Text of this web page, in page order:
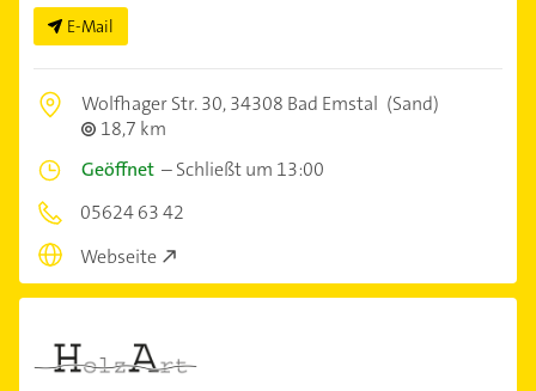
E-Mail
Wolfhager Str. 30,34308 Bad Emstal (Sand)
18,7 km
Geöffnet –Schließt um 13:00
05624 63 42
Webseite